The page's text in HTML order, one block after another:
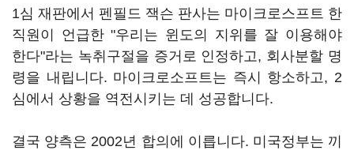
1심 재판에서 펜필드 잭슨 판사는 마이크로스프트 한
직원이 언급한 "우리는 윈도의 지위를 잘 이용해야
한다"라는 녹취구절을 증거로 인정하고, 회사분할 명
령을 내립니다. 마이크로소프트는 즉시 항소하고, 2
심에서 상황을 역전시키는 데 성공합니다.
결국 양측은 2002년 합의에 이릅니다. 미국정부는 끼